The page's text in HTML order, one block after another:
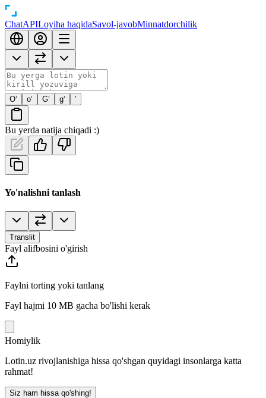
ChatAPILoyiha haqidaSavol-javobMinnatdorchilik
O‘ o‘ G‘ g‘ ’
Bu yerda natija chiqadi :)
Yo'nalishni tanlash
Translit
Fayl alifbosini o'girish
Faylni torting yoki tanlang
Fayl hajmi 10 MB gacha bo'lishi kerak
Homiylik
Lotin.uz rivojlanishiga hissa qo'shgan quyidagi insonlarga katta
rahmat!
Siz ham hissa qo'shing!